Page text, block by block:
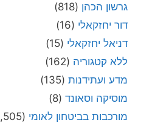
גרשון הכהן (818)
דור יחזקאלי (16)
דניאל יחזקאלי (15)
ללא קטגוריה (162)
מדע ועתידנות (135)
מוסיקה וסאונד (8)
מורכבות בביטחון לאומי (4,505)